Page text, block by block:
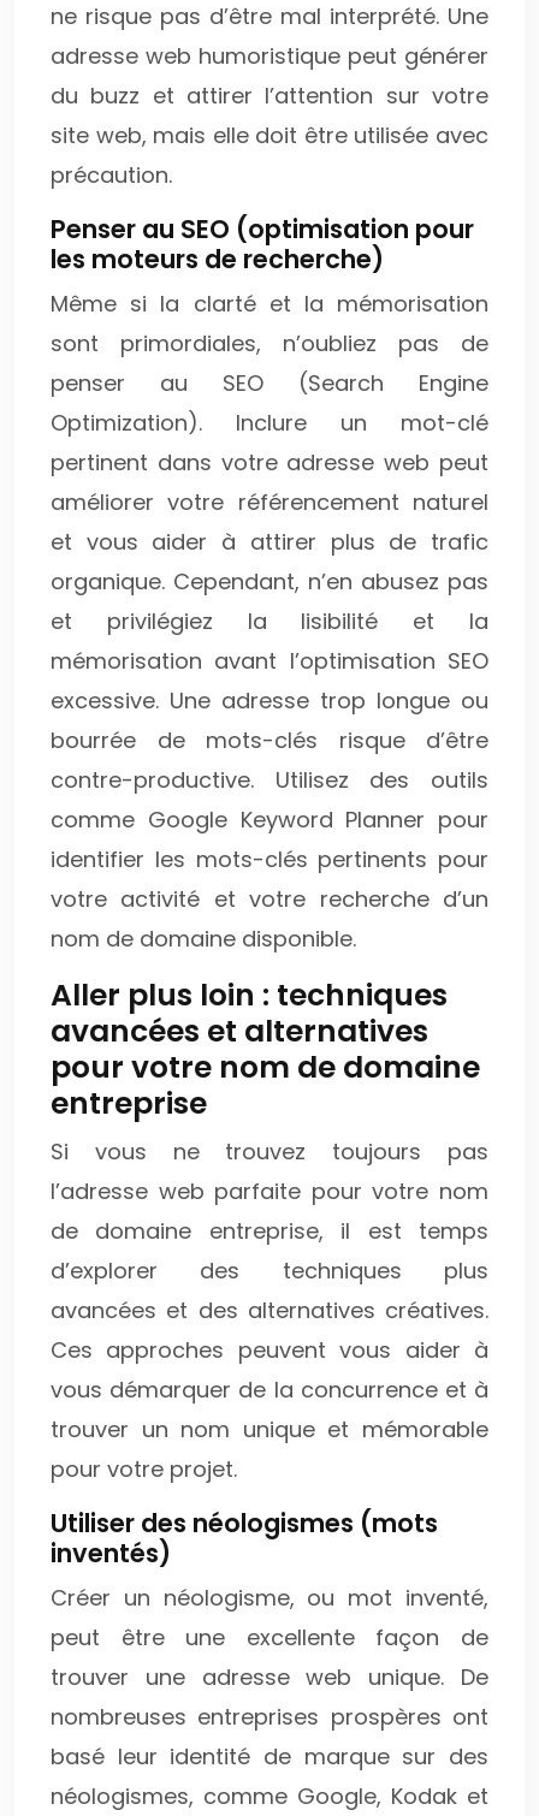
ne risque pas d’être mal interprété. Une
adresse web humoristique peut générer
du buzz et attirer l’attention sur votre
site web, mais elle doit être utilisée avec
précaution.
Penser au SEO (optimisation pour
les moteurs de recherche)
Même si la clarté et la mémorisation
sont primordiales, n’oubliez pas de
penser au SEO (Search Engine
Optimization). Inclure un mot-clé
pertinent dans votre adresse web peut
améliorer votre référencement naturel
et vous aider à attirer plus de trafic
organique. Cependant, n’en abusez pas
et privilégiez la lisibilité et la
mémorisation avant l’optimisation SEO
excessive. Une adresse trop longue ou
bourrée de mots-clés risque d’être
contre-productive. Utilisez des outils
comme Google Keyword Planner pour
identifier les mots-clés pertinents pour
votre activité et votre recherche d’un
nom de domaine disponible.
Aller plus loin : techniques
avancées et alternatives
pour votre nom de domaine
entreprise
Si vous ne trouvez toujours pas
l’adresse web parfaite pour votre nom
de domaine entreprise, il est temps
d’explorer des techniques plus
avancées et des alternatives créatives.
Ces approches peuvent vous aider à
vous démarquer de la concurrence et à
trouver un nom unique et mémorable
pour votre projet.
Utiliser des néologismes (mots
inventés)
Créer un néologisme, ou mot inventé,
peut être une excellente façon de
trouver une adresse web unique. De
nombreuses entreprises prospères ont
basé leur identité de marque sur des
néologismes, comme Google, Kodak et